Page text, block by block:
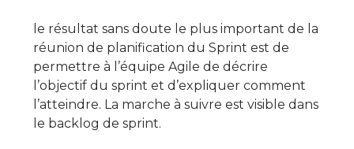
le résultat sans doute le plus important de la
réunion de planification du Sprint est de
permettre à l’équipe Agile de décrire
l’objectif du sprint et d’expliquer comment
l’atteindre. La marche à suivre est visible dans
le backlog de sprint.